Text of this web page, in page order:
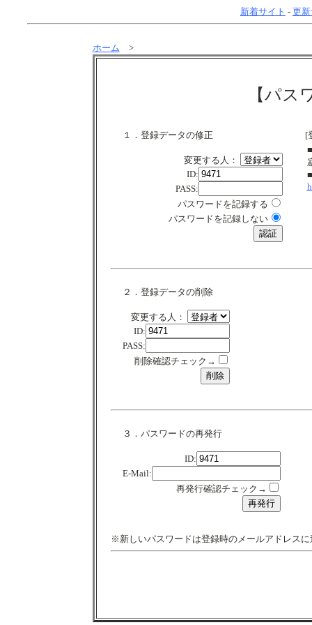
新着サイト - 更
ホーム >
【パス
１．登録データの修正
変更する人：
ID:
PASS:
パスワードを記録する
パスワードを記録しない
[
２．登録データの削除
変更する人：
ID:
PASS:
削除確認チェック→
３．パスワードの再発行
ID:
E-Mail:
再発行確認チェック→
※新しいパスワードは登録時のメールアドレスに